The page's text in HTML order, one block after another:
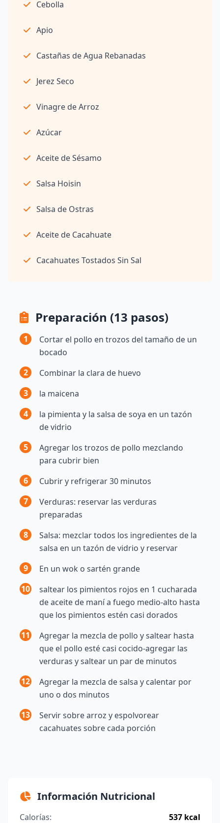
Cebolla
Apio
Castañas de Agua Rebanadas
Jerez Seco
Vinagre de Arroz
Azúcar
Aceite de Sésamo
Salsa Hoisin
Salsa de Ostras
Aceite de Cacahuate
Cacahuates Tostados Sin Sal
Preparación (13 pasos)
1
Cortar el pollo en trozos del tamaño de un
bocado
2
Combinar la clara de huevo
3
la maicena
4
la pimienta y la salsa de soya en un tazón
de vidrio
5
Agregar los trozos de pollo mezclando
para cubrir bien
6
Cubrir y refrigerar 30 minutos
7
Verduras: reservar las verduras
preparadas
8
Salsa: mezclar todos los ingredientes de la
salsa en un tazón de vidrio y reservar
9
En un wok o sartén grande
10
saltear los pimientos rojos en 1 cucharada
de aceite de maní a fuego medio-alto hasta
que los pimientos estén casi dorados
11
Agregar la mezcla de pollo y saltear hasta
que el pollo esté casi cocido-agregar las
verduras y saltear un par de minutos
12
Agregar la mezcla de salsa y calentar por
uno o dos minutos
13
Servir sobre arroz y espolvorear
cacahuates sobre cada porción
Información Nutricional
Calorías:
537 kcal